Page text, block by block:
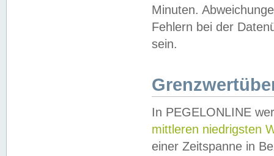
Minuten.
Fehlern bei der
sein.
In PEGELONLINE
mittleren niedrigsten
einer Zeitspanne in